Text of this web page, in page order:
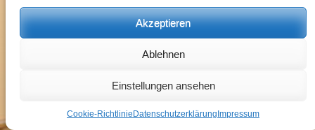
Akzeptieren
Ablehnen
Einstellungen ansehen
Cookie-Richtlinie Datenschutzerklärung Impressum